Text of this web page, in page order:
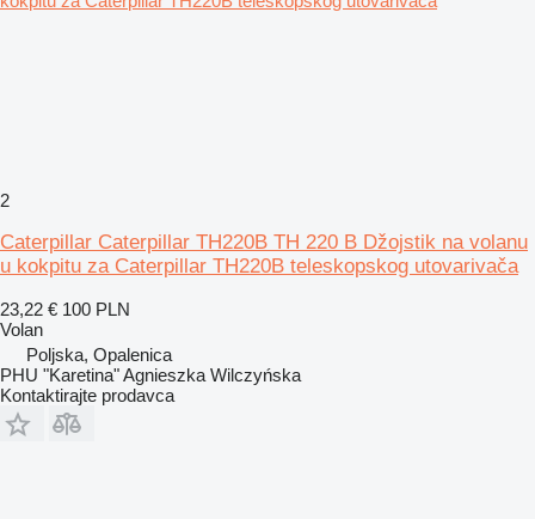
2
Caterpillar Caterpillar TH220B TH 220 B Džojstik na volanu
u kokpitu za Caterpillar TH220B teleskopskog utovarivača
23,22 € 100 PLN
Volan
Poljska, Opalenica
PHU "Karetina" Agnieszka Wilczyńska
Kontaktirajte prodavca